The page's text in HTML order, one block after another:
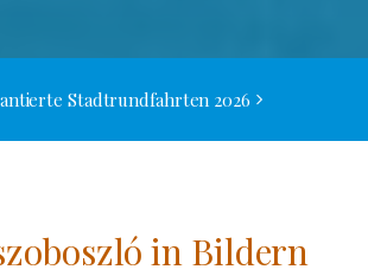
Stadtrundfahrten 2026
in Bildern